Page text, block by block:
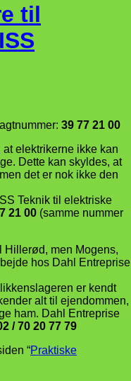
til
39 77 21 00
elektrikerne ikke kan
Dette kan skyldes, at
det er nok ikke den
Teknik til elektriske
21 00 (samme nummer
Hillerød, men Mogens,
hos Dahl Entreprise
er kendt
alt til ejendommen,
ham. Dahl Entreprise
/ 70 20 77 79
“Praktiske